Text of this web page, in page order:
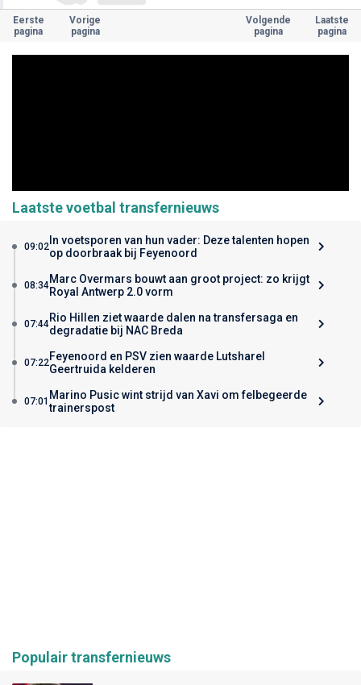
Eerste
pagina
Vorige
pagina
Volgende
pagina
Laatste
pagina
Laatste voetbal transfernieuws
09:02 In voetsporen van hun vader: Deze talenten hopen
op doorbraak bij Feyenoord
08:34Marc Overmars bouwt aan groot project: zo krijgt
Royal Antwerp 2.0 vorm
07:44Rio Hillen ziet waarde dalen na transfersaga en
degradatie bij NAC Breda
07:22Feyenoord en PSV zien waarde Lutsharel
Geertruida kelderen
07:01 Marino Pusic wint strijd van Xavi om felbegeerde
trainerspost
Populair transfernieuws